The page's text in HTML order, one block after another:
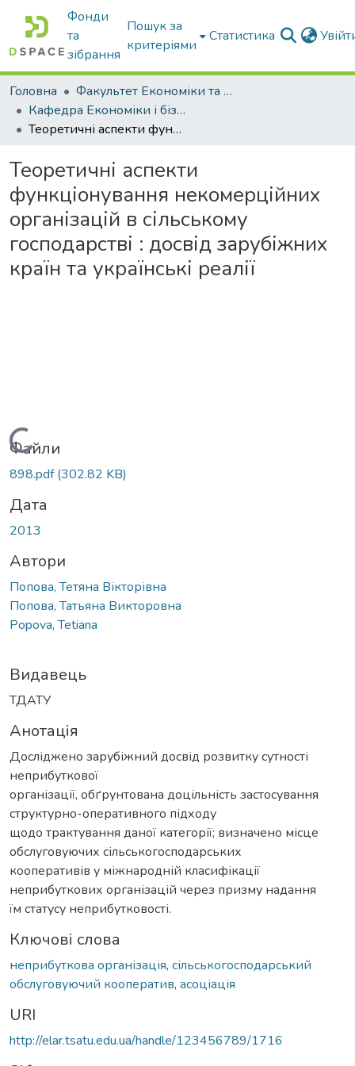
Фонди
та
зібрання
Пошук за
критеріями
Статистика
Головна
Факультет Економіки та бізнесу
Кафедра Економіки і бізнесу
Теоретичні аспекти функціонування некомерційних організацій в сільському господарстві : досвід зарубіжних країн та українські реалії
Теоретичні аспекти
функціонування некомерційних
організацій в сільському
господарстві : досвід зарубіжних
країн та українські реалії
Вантажиться...
Файли
898.pdf(302.82 KB)
Дата
2013
Автори
Попова, Тетяна Вікторівна
Попова, Татьяна Викторовна
Popova, Tetiana
Видавець
ТДАТУ
Анотація
Досліджено зарубіжний досвід розвитку сутності
неприбуткової
організації, обґрунтована доцільність застосування
структурно-оперативного підходу
щодо трактування даної категорії; визначено місце
обслуговуючих сільськогосподарських
кооперативів у міжнародній класифікації
неприбуткових організацій через призму надання
їм статусу неприбутковості.
Ключові слова
неприбуткова організація, сільськогосподарський
обслуговуючий кооператив, асоціація
URI
http://elar.tsatu.edu.ua/handle/123456789/1716